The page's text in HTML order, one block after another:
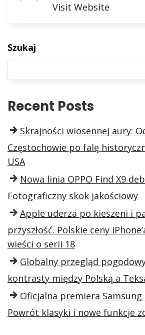
Visit Website
Szukaj
Recent Posts
Skrajności wiosennej aury:
Częstochowie po falę
USA
Nowa linia OPPO Find X9
Fotograficzny skok jakościowy
Apple uderza po kieszeni i
przyszłość. Polskie ceny
wieści o serii 18
Globalny przegląd
kontrasty między Polską a
Oficjalna premiera Samsung
Powrót klasyki i nowe funkcje